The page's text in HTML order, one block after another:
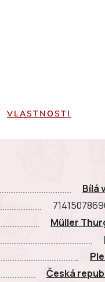
VLASTNOSTI
Bílá
Müller
Česká